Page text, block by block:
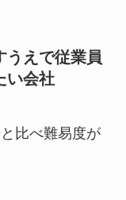
うえで従業員
い会社
比べ難易度が